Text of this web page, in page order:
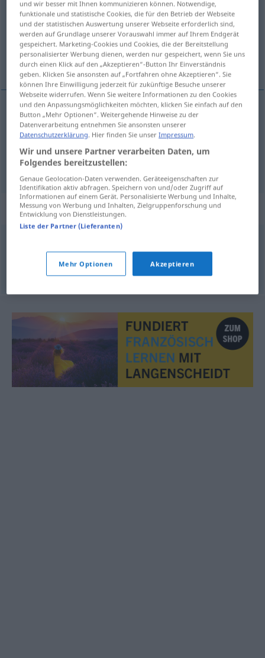
Übersicht aller Übersetzungen
(Für mehr Details die Übersetzung anklicken/antippen)
cinétique art cinétique
cinétiquef Kinetik PHYS
mcinétique Kinetik KUNST
Synonyme für "Kinetik"
Motorik (fachspr.),Regung Bewegung
© OpenThesaurus.de
und wir besser mit Ihnen kommunizieren können. Notwendige,
funktionale und statistische Cookies, die für den Betrieb der Webseite
und der statistischen Auswertung unserer Webseite erforderlich sind,
werden auf Grundlage unserer Vorauswahl immer auf Ihrem Endgerät
gespeichert. Marketing-Cookies und Cookies, die der Bereitstellung
personalisierter Werbung dienen, werden nur gespeichert, wenn Sie uns
durch einen Klick auf den „Akzeptieren“-Button Ihr Einverständnis
geben. Klicken Sie ansonsten auf „Fortfahren ohne Akzeptieren“. Sie
können Ihre Einwilligung jederzeit für zukünftige Besuche unserer
Webseite widerrufen. Wenn Sie weitere Informationen zu den Cookies
und den Anpassungsmöglichkeiten möchten, klicken Sie einfach auf den
Button „Mehr Optionen“. Weitergehende Hinweise zu der
Datenverarbeitung entnehmen Sie ansonsten unserer
Datenschutzerklärung. Hier finden Sie unserImpressum.
Wir und unsere Partner verarbeiten Daten, um
Folgendes bereitzustellen:
Genaue Geolocation-Daten verwenden. Geräteeigenschaften zur
Identifikation aktiv abfragen. Speichern von und/oder Zugriff auf
Informationen auf einem Gerät. Personalisierte Werbung und Inhalte,
Messung von Werbung und Inhalten, Zielgruppenforschung und
Entwicklung von Dienstleistungen.
Liste der Partner (Lieferanten)
Mehr Optionen Akzeptieren